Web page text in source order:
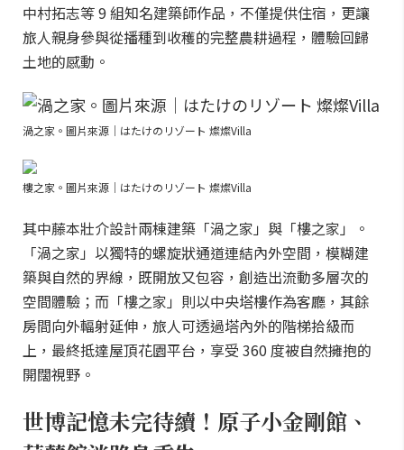
中村拓志等 9 組知名建築師作品，不僅提供住宿，更讓
旅人親身參與從播種到收穫的完整農耕過程，體驗回歸
土地的感動。
渦之家。圖片來源｜はたけのリゾート 燦燦Villa
樓之家。圖片來源｜はたけのリゾート 燦燦Villa
其中藤本壯介設計兩棟建築「渦之家」與「樓之家」。
「渦之家」以獨特的螺旋狀通道連結內外空間，模糊建
築與自然的界線，既開放又包容，創造出流動多層次的
空間體驗；而「樓之家」則以中央塔樓作為客廳，其餘
房間向外輻射延伸，旅人可透過塔內外的階梯拾級而
上，最終抵達屋頂花園平台，享受 360 度被自然擁抱的
開闊視野。
世博記憶未完待續！原子小金剛館、